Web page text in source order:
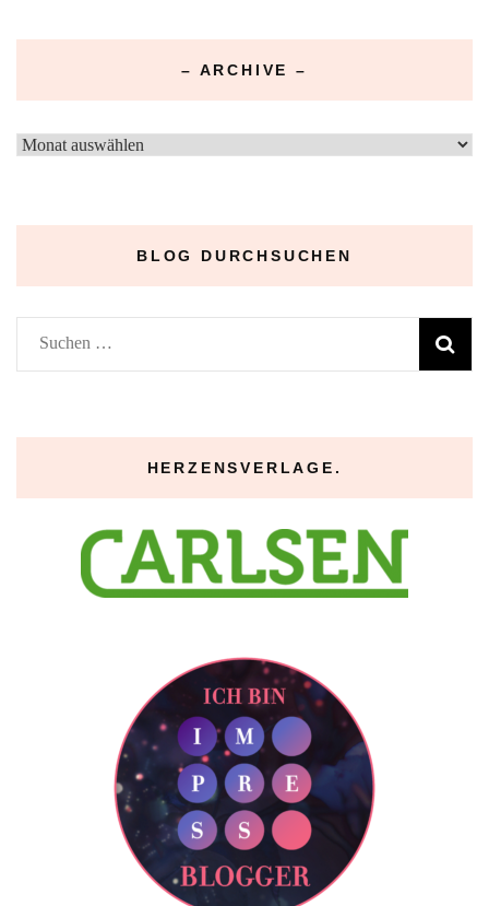
– ARCHIVE –
–
BLOG DURCHSUCHEN
Suchen
nach:
HERZENSVERLAGE.